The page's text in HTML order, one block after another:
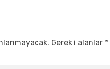
Gerekli alanlar *